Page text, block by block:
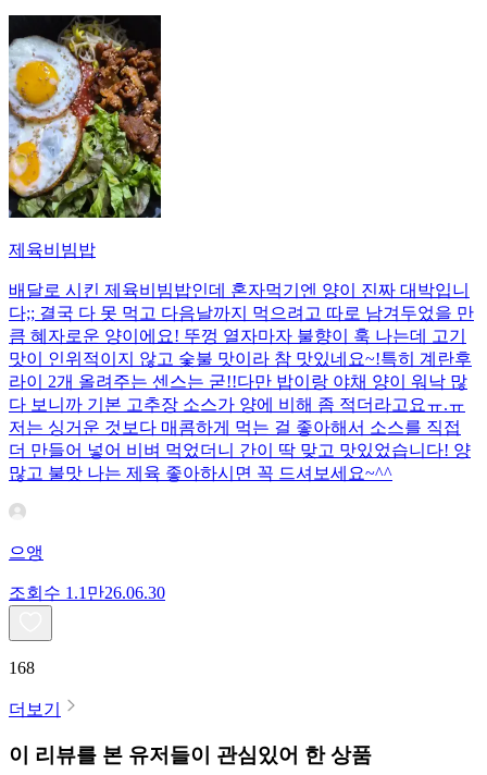
제육비빔밥
배달로 시킨 제육비빔밥인데 혼자먹기엔 양이 진짜 대박입니
다;; 결국 다 못 먹고 다음날까지 먹으려고 따로 남겨두었을 만
큼 혜자로운 양이에요! 뚜껑 열자마자 불향이 훅 나는데 고기
맛이 인위적이지 않고 숯불 맛이라 참 맛있네요~!특히 계란후
라이 2개 올려주는 센스는 굳!! ​다만 밥이랑 야채 양이 워낙 많
다 보니까 기본 고추장 소스가 양에 비해 좀 적더라고요ㅠ.ㅠ
저는 싱거운 것보다 매콤하게 먹는 걸 좋아해서 소스를 직접
더 만들어 넣어 비벼 먹었더니 간이 딱 맞고 맛있었습니다! 양
많고 불맛 나는 제육 좋아하시면 꼭 드셔보세요~^^
으앵
조회수 1.1만26.06.30
168
더보기
이 리뷰를 본 유저들이 관심있어 한 상품